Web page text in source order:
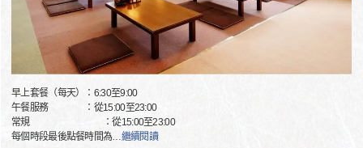
早上套餐（每天）：6:30至9:00
午餐服務 ：從15:00至23:00
常規 ：從15:00至23:00
每個時段最後點餐時間為…繼續閱讀